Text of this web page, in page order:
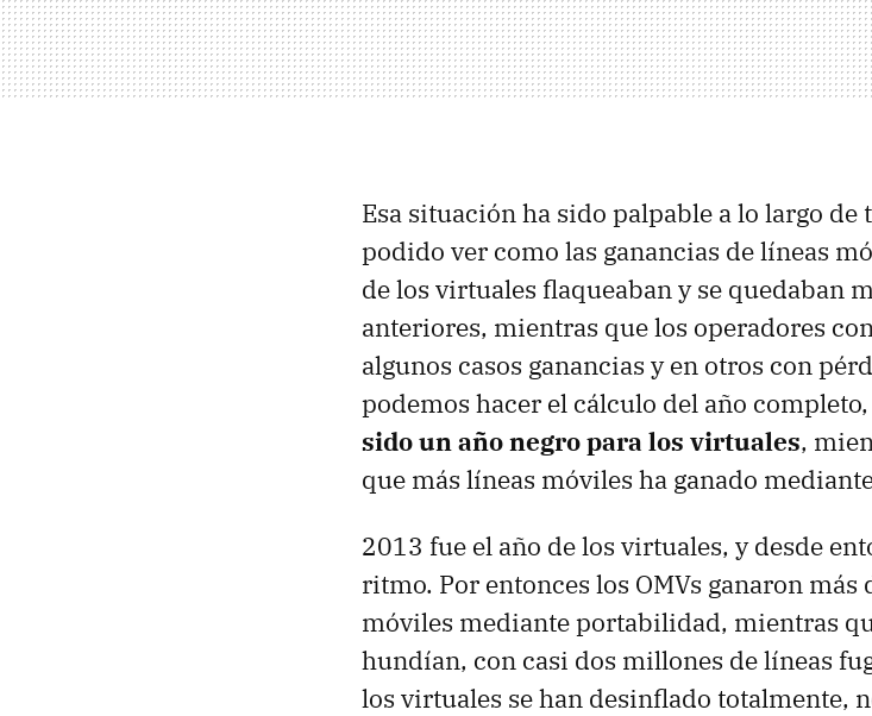
Esa situación ha sido palpable a lo largo de
podido ver como las ganancias de líneas
de los virtuales flaqueaban y se quedaban
anteriores, mientras que los operadores
algunos casos ganancias y en otros con
podemos hacer el cálculo del año
sido un año negro para los virtuales,
que más líneas móviles ha ganado
2013 fue el año de los virtuales, y desde
ritmo. Por entonces los OMVs ganaron
móviles mediante portabilidad, mientras
hundían, con casi dos millones de líneas
los virtuales se han desinflado totalmente,